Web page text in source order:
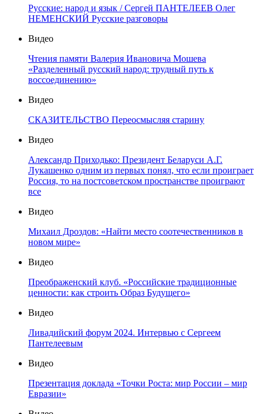
Русские: народ и язык / Сергей ПАНТЕЛЕЕВ Олег
НЕМЕНСКИЙ Русские разговоры
Видео
Чтения памяти Валерия Ивановича Мошева
«Разделенный русский народ: трудный путь к
воссоединению»
Видео
СКАЗИТЕЛЬСТВО Переосмысляя старину
Видео
Александр Приходько: Президент Беларуси А.Г.
Лукашенко одним из первых понял, что если проиграет
Россия, то на постсоветском пространстве проиграют
все
Видео
Михаил Дроздов: «Найти место соотечественников в
новом мире»
Видео
Преображенский клуб. «Российские традиционные
ценности: как строить Образ Будущего»
Видео
Ливадийский форум 2024. Интервью с Сергеем
Пантелеевым
Видео
Презентация доклада «Точки Роста: мир России – мир
Евразии»